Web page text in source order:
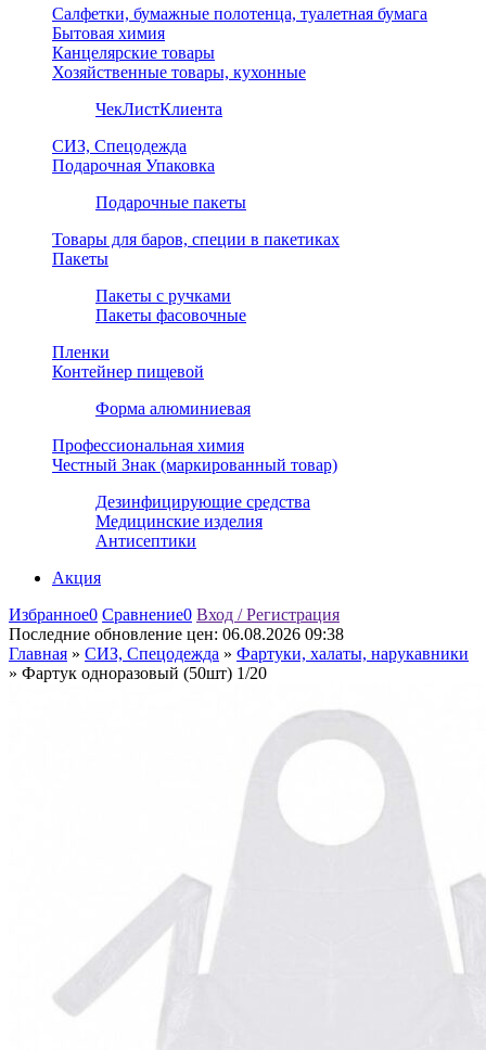
Салфетки, бумажные полотенца, туалетная бумага
Бытовая химия
Канцелярские товары
Хозяйственные товары, кухонные
ЧекЛистКлиента
СИЗ, Спецодежда
Подарочная Упаковка
Подарочные пакеты
Товары для баров, специи в пакетиках
Пакеты
Пакеты с ручками
Пакеты фасовочные
Пленки
Контейнер пищевой
Форма алюминиевая
Профессиональная химия
Честный Знак (маркированный товар)
Дезинфицирующие средства
Медицинские изделия
Антисептики
Акция
Избранное0 Сравнение0 Вход / Регистрация
Последние обновление цен: 06.08.2026 09:38
Главная » СИЗ, Спецодежда » Фартуки, халаты, нарукавники
» Фартук одноразовый (50шт) 1/20